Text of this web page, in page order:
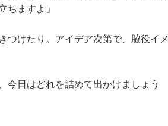
ちますよ」
つけたり。アイデア次第で、脇役イメ
今日はどれを詰めて出かけましょう